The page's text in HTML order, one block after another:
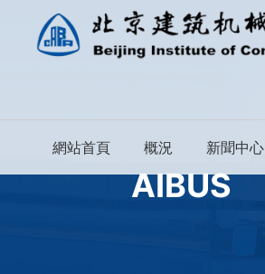
網站首頁 概況 新聞中心
AIBUS